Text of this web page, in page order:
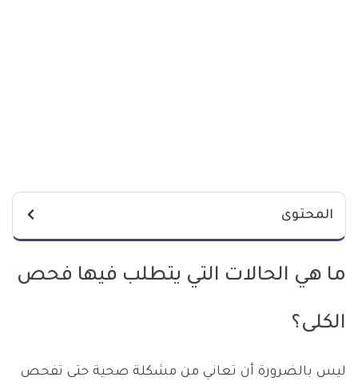
المحتوى
ما هي الحالات التي يتطلب فيها فحص
الكلى؟
ليس بالضرورة أن تعاني من مشكلة صحية حتى تفحص